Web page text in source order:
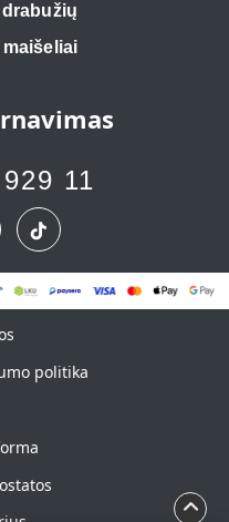
11
politika